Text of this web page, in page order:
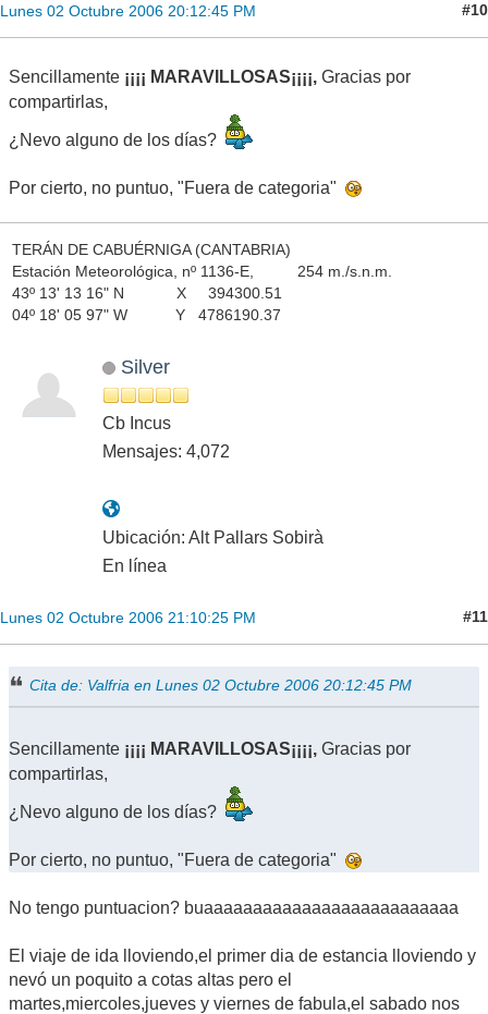
Lunes 02 Octubre 2006 20:12:45 PM #10
Sencillamente ¡¡¡¡ MARAVILLOSAS¡¡¡¡, Gracias por
compartirlas,
¿Nevo alguno de los días?
Por cierto, no puntuo, "Fuera de categoria"
TERÁN DE CABUÉRNIGA (CANTABRIA)
Estación Meteorológica, nº 1136-E, 254 m./s.n.m.
43º 13' 13 16" N X 394300.51
04º 18' 05 97" W Y 4786190.37
Silver
Cb Incus
Mensajes: 4,072
Ubicación: Alt Pallars Sobirà
En línea
Lunes 02 Octubre 2006 21:10:25 PM #11
Cita de: Valfria en Lunes 02 Octubre 2006 20:12:45 PM
Sencillamente ¡¡¡¡ MARAVILLOSAS¡¡¡¡, Gracias por
compartirlas,
¿Nevo alguno de los días?
Por cierto, no puntuo, "Fuera de categoria"
No tengo puntuacion? buaaaaaaaaaaaaaaaaaaaaaaaaaa
El viaje de ida lloviendo,el primer dia de estancia lloviendo y
nevó un poquito a cotas altas pero el
martes,miercoles,jueves y viernes de fabula,el sabado nos